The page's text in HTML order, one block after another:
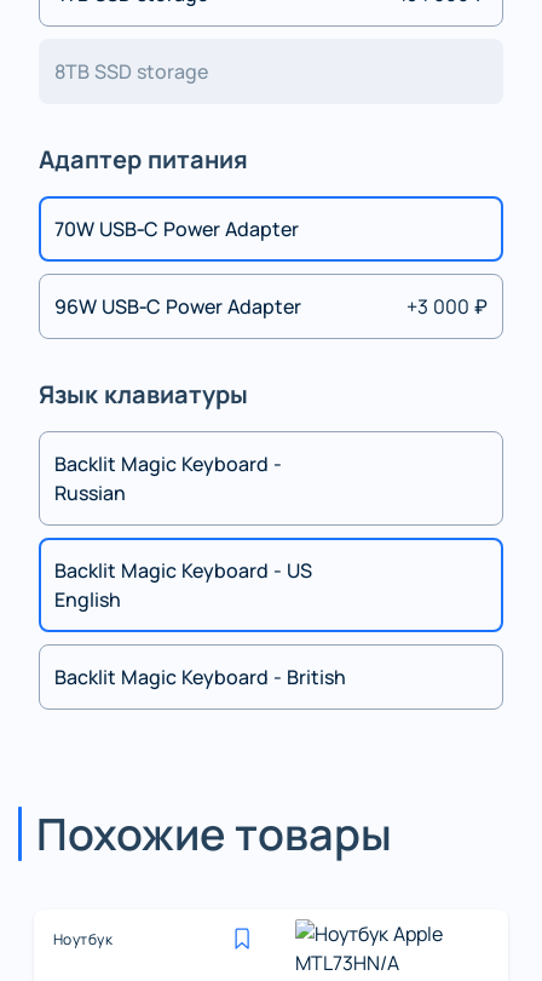
8TB SSD storage
Адаптер питания
70W USB‑C Power Adapter
96W USB‑C Power Adapter +3 000 ₽
Язык клавиатуры
Backlit Magic Keyboard -
Russian
Backlit Magic Keyboard - US
English
Backlit Magic Keyboard - British
Похожие товары
Ноутбук